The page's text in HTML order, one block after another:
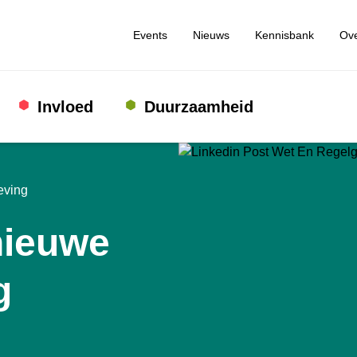
Events Nieuws Kennisbank
Invloed Duurzaamheid